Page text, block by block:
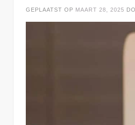
GEPLAATST OP MAART 28, 2025